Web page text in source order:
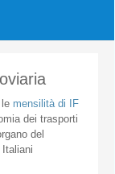
mensilità di IF
dei trasporti
del
Italiani